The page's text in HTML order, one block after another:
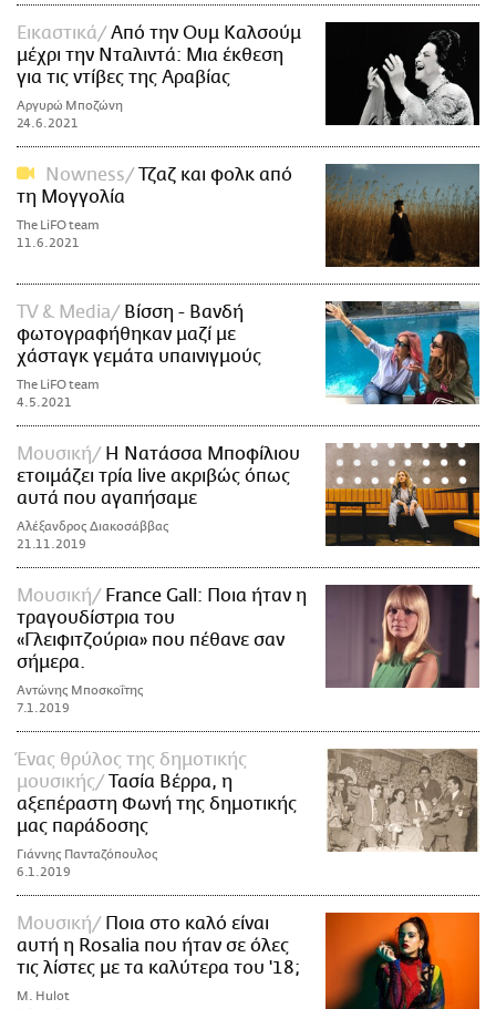
Εικαστικά
Από την Ουμ Καλσούμ
μέχρι την Νταλιντά: Μια έκθεση
για τις ντίβες της Αραβίας
Αργυρώ Μποζώνη
24.6.2021
Nowness
Τζαζ και φολκ από
τη Μογγολία
The LiFO team
11.6.2021
TV & Media
Βίσση - Βανδή
φωτογραφήθηκαν μαζί με
χάσταγκ γεμάτα υπαινιγμούς
The LiFO team
4.5.2021
Μουσική
Η Νατάσσα Μποφίλιου
ετοιμάζει τρία live ακριβώς όπως
αυτά που αγαπήσαμε
Αλέξανδρος Διακοσάββας
21.11.2019
Μουσική
France Gall: Ποια ήταν η
τραγουδίστρια του
«Γλειφιτζούρια» που πέθανε σαν
σήμερα.
Αντώνης Μποσκοΐτης
7.1.2019
Ένας θρύλος της δημοτικής
μουσικής
Τασία Βέρρα, η
αξεπέραστη Φωνή της δημοτικής
μας παράδοσης
Γιάννης Πανταζόπουλος
6.1.2019
Μουσική
Ποια στο καλό είναι
αυτή η Rosalia που ήταν σε όλες
τις λίστες με τα καλύτερα του '18;
M. Hulot